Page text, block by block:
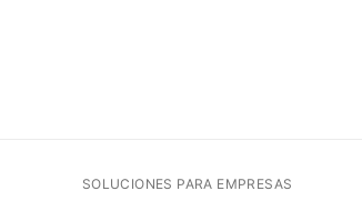
SOLUCIONES PARA EMPRESAS